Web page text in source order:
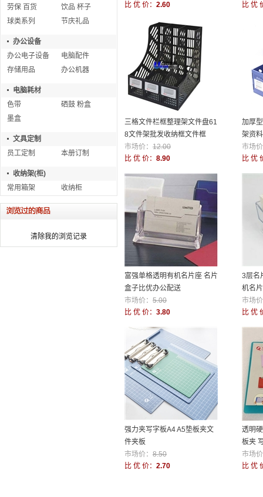
劳保 百货
饮品 杯子
球类系列
节庆礼品
办公设备
办公电子设备
电脑配件
存储用品
办公机器
电脑耗材
色带
硒鼓 粉盒
墨盒
文具定制
员工定制
本册订制
收纳架(柜)
常用箱架
收纳柜
清除我的浏览记录
比 优 价： 2.60
比 优
三格文件栏框整理架文件盘61
8文件架批发收纳框文件框
市场价： 12.00
比 优 价： 8.90
加厚
架资
市场
比 优
富强单格透明有机名片座 名片
盒子比优办公配送
市场价： 5.00
比 优 价： 3.80
3层名
机名
市场
比 优
强力夹写字板A4 A5垫板夹文
件夹板
市场价： 8.50
比 优 价： 2.70
透明
板夹
20B文
市场
比 优